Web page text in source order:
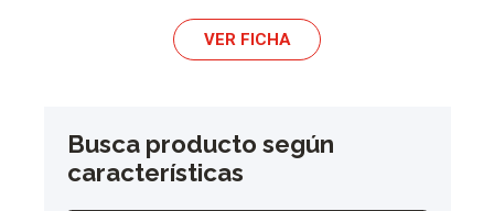
VER FICHA
Busca producto según
características